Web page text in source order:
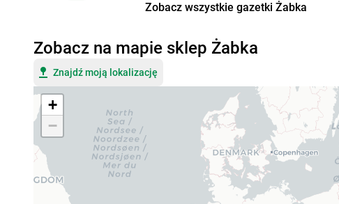
Zobacz wszystkie gazetki Żabka
Zobacz na mapie sklep Żabka
Znajdź moją lokalizację
+
−